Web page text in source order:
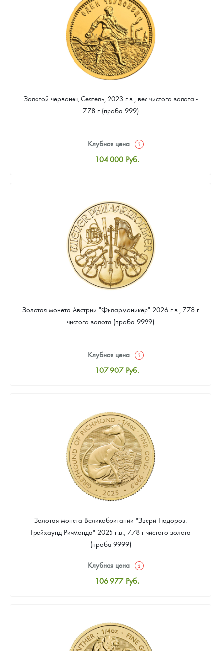
93 953 Руб.
Золотой червонец Сеятель, 2023 г.в., вес чистого золота -
7.78 г (проба 999)
Клубная цена
104 000 Руб.
Цена выкупа
93 953 Руб.
Золотая монета Австрии "Филармоникер" 2026 г.в., 7.78 г
чистого золота (проба 9999)
Клубная цена
107 907 Руб.
Цена выкупа
97 674 Руб.
Золотая монета Великобритании "Звери Тюдоров.
Грейхаунд Ричмонда" 2025 г.в., 7.78 г чистого золота
(проба 9999)
Клубная цена
106 977 Руб.
Цена выкупа
Звоните